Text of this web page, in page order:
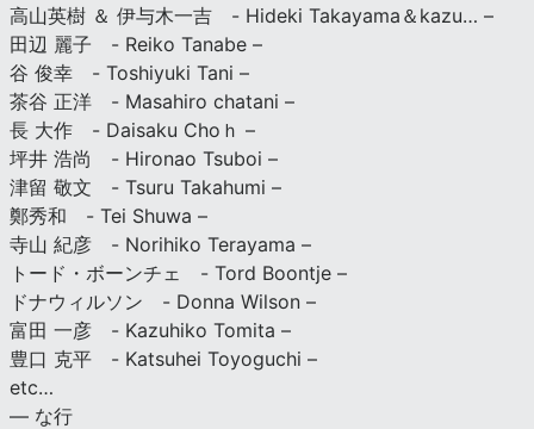
高山英樹 ＆ 伊与木一吉 - Hideki Takayama＆kazu… –
田辺 麗子 - Reiko Tanabe –
谷 俊幸 - Toshiyuki Tani –
茶谷 正洋 - Masahiro chatani –
長 大作 - Daisaku Choｈ –
坪井 浩尚 - Hironao Tsuboi –
津留 敬文 - Tsuru Takahumi –
鄭秀和 - Tei Shuwa –
寺山 紀彦 - Norihiko Terayama –
トード・ボーンチェ - Tord Boontje –
ドナウィルソン - Donna Wilson –
富田 一彦 - Kazuhiko Tomita –
豊口 克平 - Katsuhei Toyoguchi –
etc…
— な行